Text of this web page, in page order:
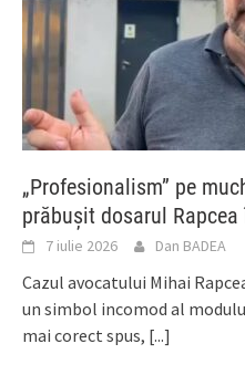
„Profesionalism” pe
prăbușit dosarul
7 iulie 2026 Dan BADEA
Cazul avocatului Mihai
un simbol incomod al
mai corect spus, [...]